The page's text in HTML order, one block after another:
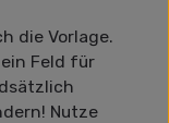
die Vorlage.
Feld für
Nutze